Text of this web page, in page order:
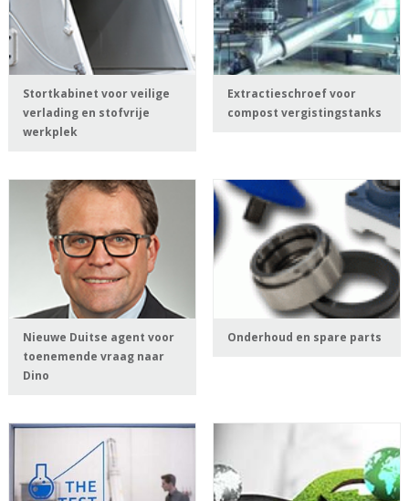
Stortkabinet voor veilige
verlading en stofvrije
werkplek
Extractieschroef voor
compost vergistingstanks
Nieuwe Duitse agent voor
toenemende vraag naar
Dino
Onderhoud en spare parts